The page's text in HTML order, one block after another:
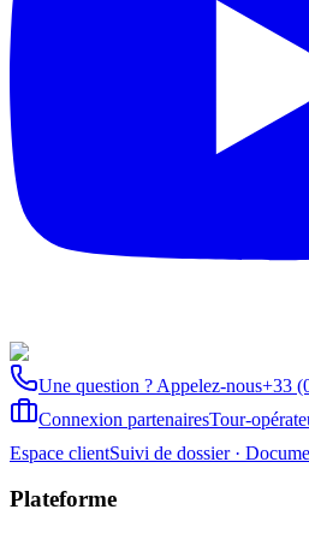
Une question ? Appelez-nous+33
Connexion partenairesTour-
Espace clientSuivi de dossier ·
Plateforme